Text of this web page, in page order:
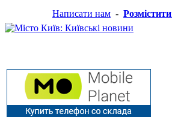
Написати нам -